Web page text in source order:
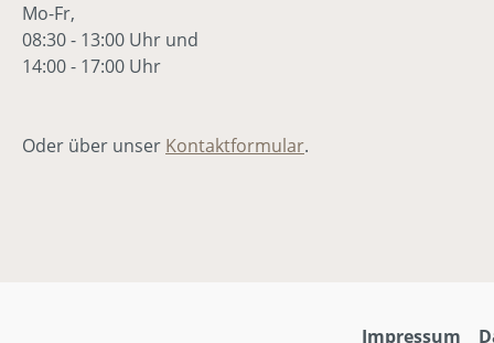
begeistern. Das Adonia-Teens-Musical
Magdalena Engelsab ca. 12 Jahren
Mo-Fr,
08:30 - 13:00 Uhr und
14:00 - 17:00 Uhr
Oder über unser Kontaktformular.
Impressum